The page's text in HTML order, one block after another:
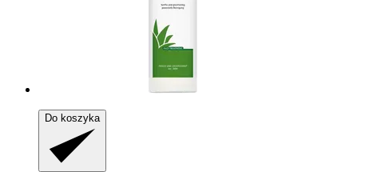
Do koszyka